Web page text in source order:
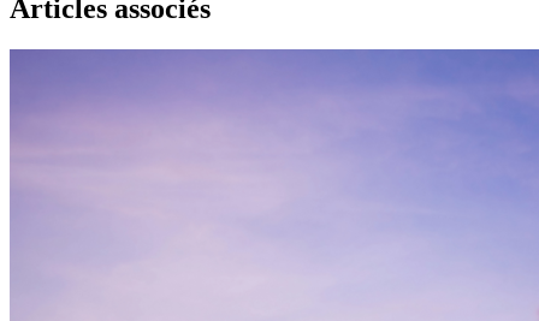
Articles associés